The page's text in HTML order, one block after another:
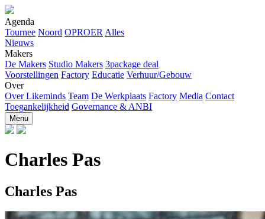
Agenda
Tournee Noord OPROER Alles
Nieuws
Makers
De Makers Studio Makers 3package deal
Voorstellingen Factory Educatie Verhuur/Gebouw
Over
Over Likeminds Team De Werkplaats Factory Media Contact
Toegankelijkheid Governance & ANBI
Menu
Charles Pas
Charles Pas